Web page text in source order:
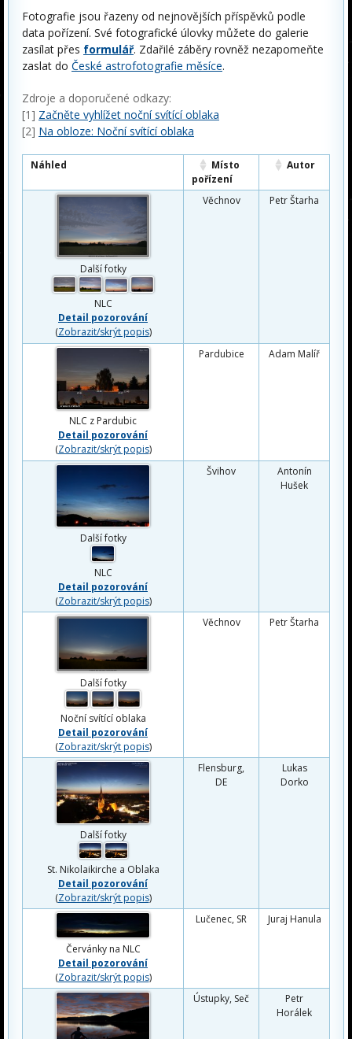
Fotografie jsou řazeny od nejnovějších příspěvků podle
data pořízení. Své fotografické úlovky můžete do galerie
zasílat přes formulář. Zdařilé záběry rovněž nezapomeňte
zaslat do České astrofotografie měsíce.
Zdroje a doporučené odkazy:
[1] Začněte vyhlížet noční svítící oblaka
[2] Na obloze: Noční svítící oblaka
Náhled
Místo
pořízení
Autor
Další fotky
NLC
Detail pozorování
(Zobrazit/skrýt popis)
Věchnov Petr Štarha
NLC z Pardubic
Detail pozorování
(Zobrazit/skrýt popis)
Pardubice Adam Malíř
Další fotky
NLC
Detail pozorování
(Zobrazit/skrýt popis)
Švihov
Antonín
Hušek
Další fotky
Noční svítící oblaka
Detail pozorování
(Zobrazit/skrýt popis)
Věchnov Petr Štarha
Další fotky
St. Nikolaikirche a Oblaka
Detail pozorování
(Zobrazit/skrýt popis)
Flensburg,
DE
Lukas
Dorko
Červánky na NLC
Detail pozorování
(Zobrazit/skrýt popis)
Lučenec, SR Juraj Hanula
Ústupky, Seč
Petr
Horálek